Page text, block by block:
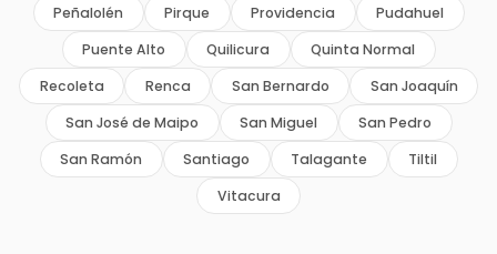
Peñalolén Pirque Providencia
Pudahuel
Puente Alto
Quilicura
Quinta Normal
Recoleta
Renca San Bernardo
San Joaquín
San José de Maipo
San Miguel
San Pedro
San Ramón
Santiago Talagante
Tiltil
Vitacura